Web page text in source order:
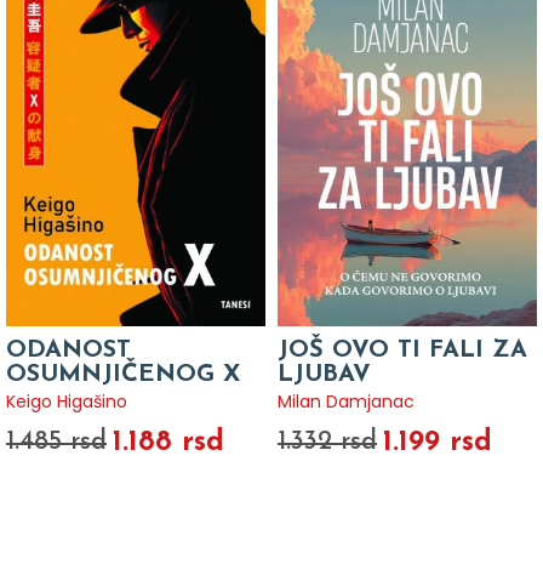
ODANOST
OSUMNJIČENOG X
Keigo Higašino
1.485 rsd 1.188 rsd
JOŠ OVO TI FALI ZA
LJUBAV
Milan Damjanac
1.332 rsd 1.199 rsd